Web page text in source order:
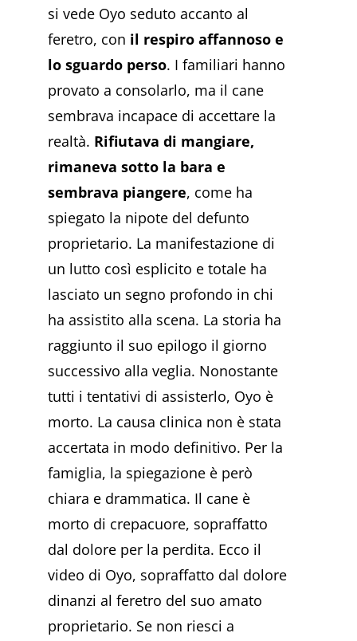
si vede Oyo seduto accanto al
feretro, con il respiro affannoso e
lo sguardo perso. I familiari hanno
provato a consolarlo, ma il cane
sembrava incapace di accettare la
realtà. Rifiutava di mangiare,
rimaneva sotto la bara e
sembrava piangere, come ha
spiegato la nipote del defunto
proprietario. La manifestazione di
un lutto così esplicito e totale ha
lasciato un segno profondo in chi
ha assistito alla scena. La storia ha
raggiunto il suo epilogo il giorno
successivo alla veglia. Nonostante
tutti i tentativi di assisterlo, Oyo è
morto. La causa clinica non è stata
accertata in modo definitivo. Per la
famiglia, la spiegazione è però
chiara e drammatica. Il cane è
morto di crepacuore, sopraffatto
dal dolore per la perdita. Ecco il
video di Oyo, sopraffatto dal dolore
dinanzi al feretro del suo amato
proprietario. Se non riesci a